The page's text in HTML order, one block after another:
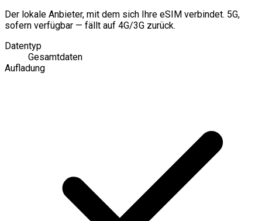
Der lokale Anbieter, mit dem sich Ihre eSIM verbindet. 5G,
sofern verfügbar — fällt auf 4G/3G zurück.
Datentyp
Gesamtdaten
Aufladung